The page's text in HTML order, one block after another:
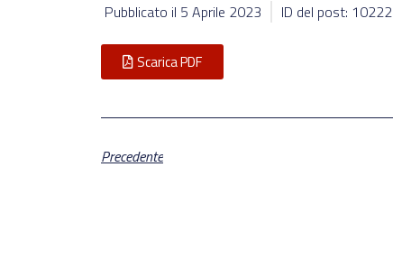
Pubblicato il 5 Aprile 2023 ID del post:
Scarica PDF
Precedente